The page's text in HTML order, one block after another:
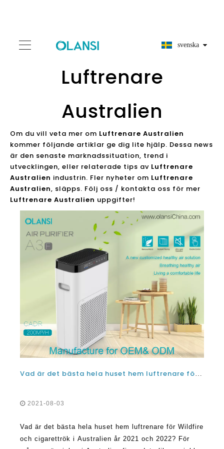
svenska
Luftrenare
Australien
Om du vill veta mer om Luftrenare Australien
kommer följande artiklar ge dig lite hjälp. Dessa news
är den senaste marknadssituation, trend i
utvecklingen, eller relaterade tips av Luftrenare
Australien industrin. Fler nyheter om Luftrenare
Australien, släpps. Följ oss / kontakta oss för mer
Luftrenare Australien uppgifter!
Vad är det bästa hela huset hem luftrenare för Wildfire och cigarettrök i Australien år 2021 och 2022?
2021-08-03
Vad är det bästa hela huset hem luftrenare för Wildfire
och cigarettrök i Australien år 2021 och 2022? För